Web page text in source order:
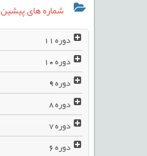
شماره های پیشین
دوره
دوره
دوره
دوره
دوره
دوره